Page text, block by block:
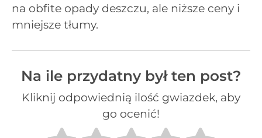
na obfite opady deszczu, ale niższe ceny i
mniejsze tłumy.
Na ile przydatny był ten post?
Kliknij odpowiednią ilość gwiazdek, aby
go ocenić!